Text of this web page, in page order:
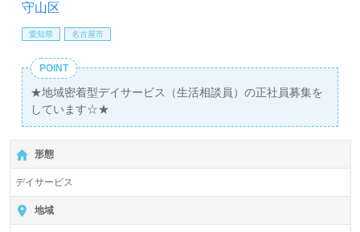
守山区
愛知県 名古屋市
POINT
★地域密着型デイサービス（生活相談員）の正社員募集を
しています☆★
形態
デイサービス
地域